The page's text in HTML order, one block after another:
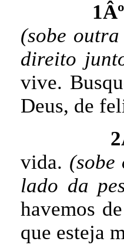
(sobe
direito
vive.
Deus, de
vida. (sobe
lado da
havemos
que esteja